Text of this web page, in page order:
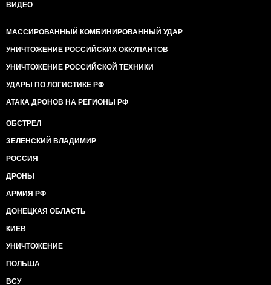
ВИДЕО
МАССИРОВАННЫЙ КОМБИНИРОВАННЫЙ УДАР
УНИЧТОЖЕНИЕ РОССИЙСКИХ ОККУПАНТОВ
УНИЧТОЖЕНИЕ РОССИЙСКОЙ ТЕХНИКИ
УДАРЫ ПО ЛОГИСТИКЕ РФ
АТАКА ДРОНОВ НА РЕГИОНЫ РФ
ОБСТРЕЛ
ЗЕЛЕНСКИЙ ВЛАДИМИР
РОССИЯ
ДРОНЫ
АРМИЯ РФ
ДОНЕЦКАЯ ОБЛАСТЬ
КИЕВ
УНИЧТОЖЕНИЕ
ПОЛЬША
ВСУ